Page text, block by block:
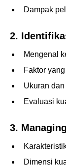
Dampak
2.
Mengenal
Faktor
Ukuran
Evaluasi
3.
Dimensi